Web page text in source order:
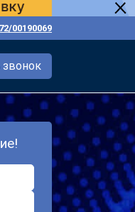
00190069
звонок